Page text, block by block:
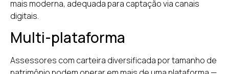
mais moderna, adequada para captação via canais
digitais.
Multi-plataforma
Assessores com carteira diversificada por tamanho de